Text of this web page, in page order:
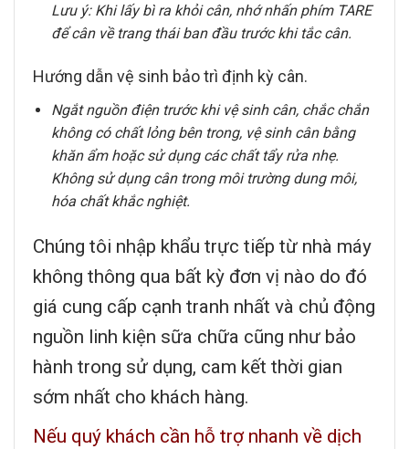
Lưu ý: Khi lấy bì ra khỏi cân, nhớ nhấn phím TARE
để cân về trang thái ban đầu trước khi tắc cân.
Hướng dẫn vệ sinh bảo trì định kỳ cân.
Ngắt nguồn điện trước khi vệ sinh cân, chắc chắn
không có chất lỏng bên trong, vệ sinh cân bằng
khăn ẩm hoặc sử dụng các chất tẩy rửa nhẹ.
Không sử dụng cân trong môi trường dung môi,
hóa chất khắc nghiệt.
Chúng tôi nhập khẩu trực tiếp từ nhà máy
không thông qua bất kỳ đơn vị nào do đó
giá cung cấp cạnh tranh nhất và chủ động
nguồn linh kiện sữa chữa cũng như bảo
hành trong sử dụng, cam kết thời gian
sớm nhất cho khách hàng.
Nếu quý khách cần hỗ trợ nhanh về dịch